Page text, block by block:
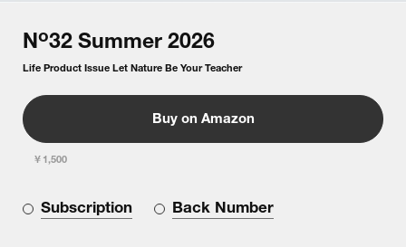
No32 Summer 2026
Life Product Issue Let Nature Be Your Teacher
Buy on Amazon
￥1,500
Subscription Back Number